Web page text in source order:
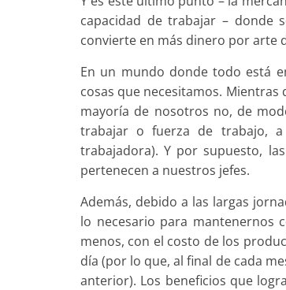
capacidad de trabajar – donde
convierte en más dinero por arte
En un mundo donde todo está
cosas que necesitamos.
mayoría de nosotros no, de
trabajar o fuerza de trabajo,
trabajadora). Y por supuesto,
pertenecen a nuestros jefes.
Además, debido a las largas
lo necesario para mantenernos
menos, con el costo de los
día (por lo que, al final de cada
anterior). Los beneficios que